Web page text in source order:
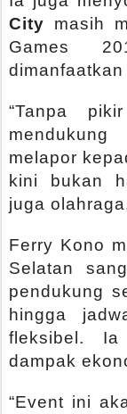
City masih
Games
“Tanpa
melapor
kini bukan
juga
Ferry Kono
Selatan
pendukung
hingga
fleksibel. Ia
dampak
“Event ini